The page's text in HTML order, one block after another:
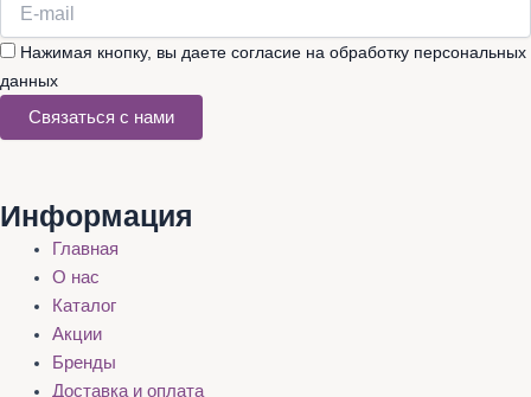
Нажимая кнопку, вы даете согласие на обработку персональных
данных
Связаться с нами
Информация
Главная
О нас
Каталог
Акции
Бренды
Доставка и оплата